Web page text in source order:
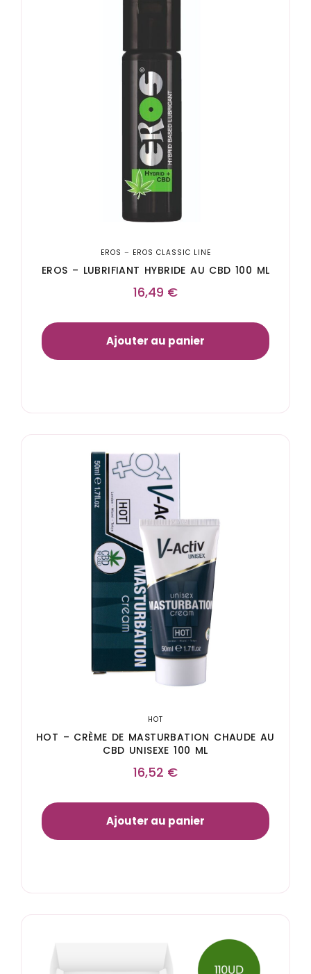
EROS – EROS CLASSIC LINE
EROS – LUBRIFIANT HYBRIDE AU CBD 100 ML
16,49 €
Ajouter au panier
HOT
HOT – CRÈME DE MASTURBATION CHAUDE AU
CBD UNISEXE 100 ML
16,52 €
Ajouter au panier